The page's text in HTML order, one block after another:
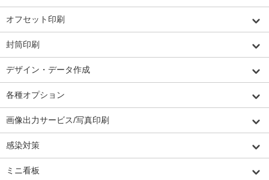
オフセット印刷
封筒印刷
デザイン・データ作成
各種オプション
画像出力サービス/写真印刷
感染対策
ミニ看板